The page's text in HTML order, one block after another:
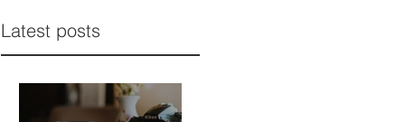
Latest posts